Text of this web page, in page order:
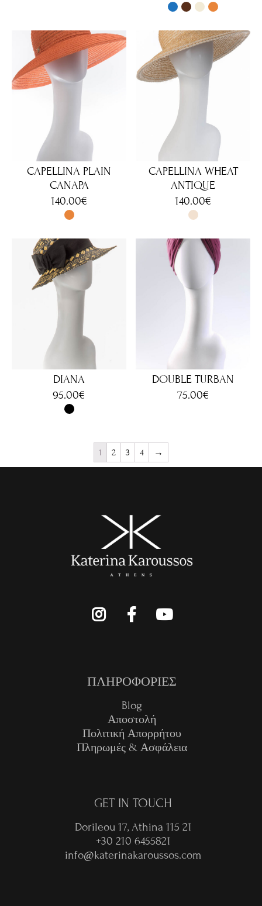
CAPELLINA PLAIN
CANAPA
140.00€
CAPELLINA WHEAT
ANTIQUE
140.00€
DIANA
95.00€
DOUBLE TURBAN
75.00€
1 2 3 4 →
ΠΛΗΡΟΦΟΡΙΕΣ
Blog
Αποστολή
Πολιτική Απορρήτου
Πληρωμές & Ασφάλεια
GET IN TOUCH
Dorileou 17, Athina 115 21
+30 210 6455821
info@katerinakaroussos.com